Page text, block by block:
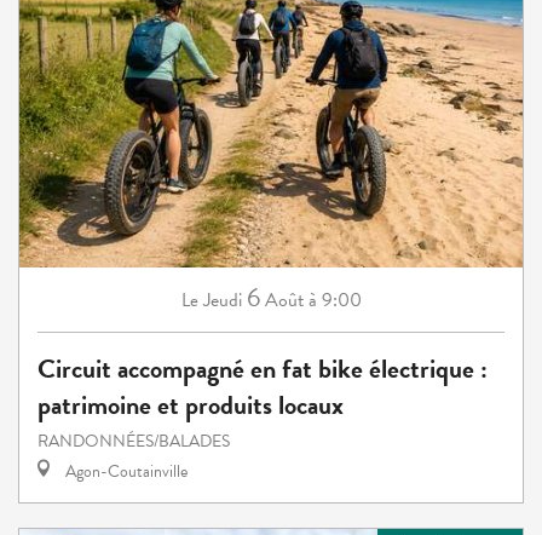
LeJeudi 6Aoûtà 9:00
Circuit accompagné en fat bike électrique :
patrimoine et produits locaux
RANDONNÉES/BALADES
Agon-Coutainville